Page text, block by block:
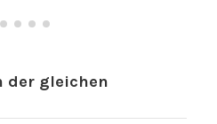
der gleichen